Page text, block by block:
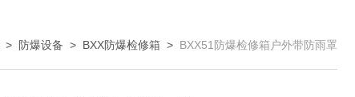
> 防爆设备 > BXX防爆检修箱 > BXX51防爆检修箱户外带防雨罩